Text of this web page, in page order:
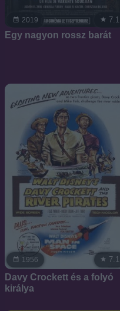
2019 7.1
Egy nagyon rossz barát
1956 7.1
Davy Crockett és a folyó
királya